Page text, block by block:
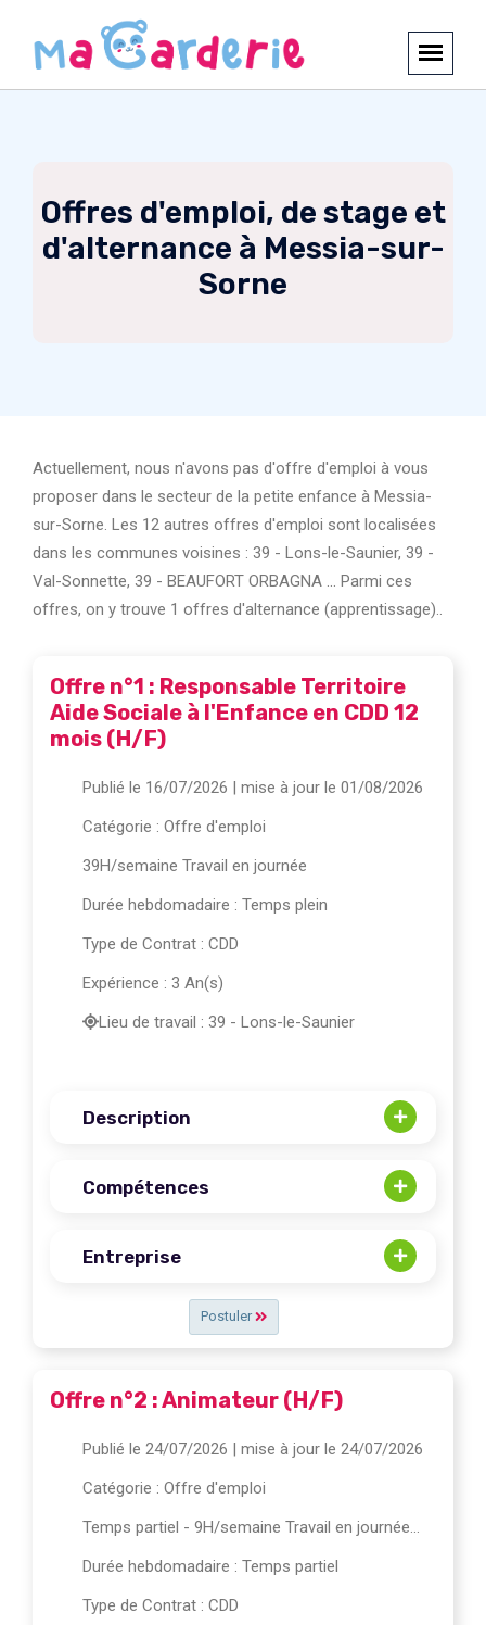
Offres d'emploi, de stage et
d'alternance à Messia-sur-
Sorne
Actuellement, nous n'avons pas d'offre d'emploi à vous
proposer dans le secteur de la petite enfance à Messia-
sur-Sorne. Les 12 autres offres d'emploi sont localisées
dans les communes voisines : 39 - Lons-le-Saunier, 39 -
Val-Sonnette, 39 - BEAUFORT ORBAGNA ... Parmi ces
offres, on y trouve 1 offres d'alternance (apprentissage)..
Offre n°1 : Responsable Territoire
Aide Sociale à l'Enfance en CDD 12
mois (H/F)
Postuler
Publié le 16/07/2026 | mise à jour le 01/08/2026
Catégorie : Offre d'emploi
39H/semaine Travail en journée
Durée hebdomadaire : Temps plein
Type de Contrat : CDD
Expérience : 3 An(s)
Lieu de travail : 39 - Lons-le-Saunier
Description
Compétences
Entreprise
Offre n°2 : Animateur (H/F)
Publié le 24/07/2026 | mise à jour le 24/07/2026
Catégorie : Offre d'emploi
Temps partiel - 9H/semaine Travail en journée...
Durée hebdomadaire : Temps partiel
Type de Contrat : CDD